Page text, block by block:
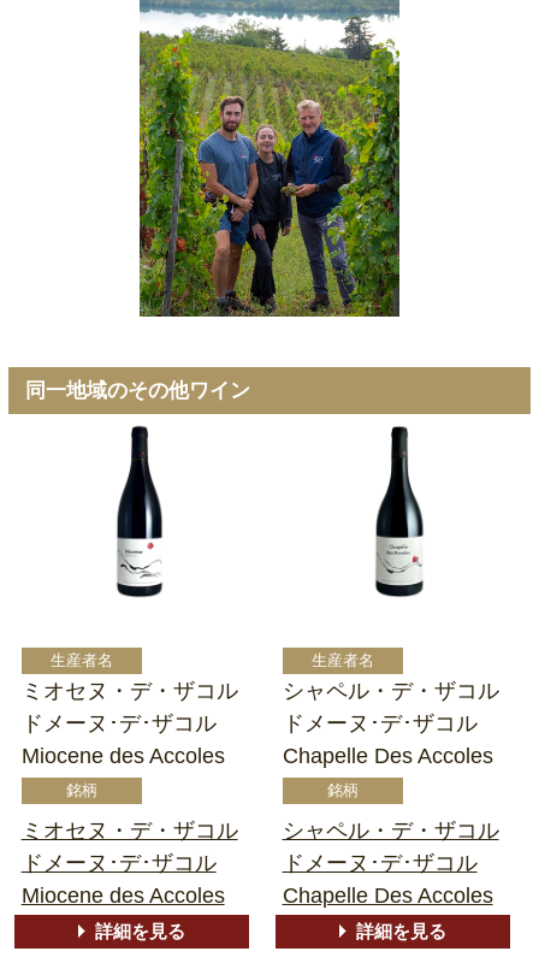
同一地域のその他ワイン
ミオセヌ・デ・ザコル
ドメーヌ･デ･ザコル
Miocene des Accoles
ミオセヌ・デ・ザコル
ドメーヌ･デ･ザコル
Miocene des Accoles
詳細を見る
シャペル・デ・ザコル
ドメーヌ･デ･ザコル
Chapelle Des Accoles
シャペル・デ・ザコル
ドメーヌ･デ･ザコル
Chapelle Des Accoles
詳細を見る